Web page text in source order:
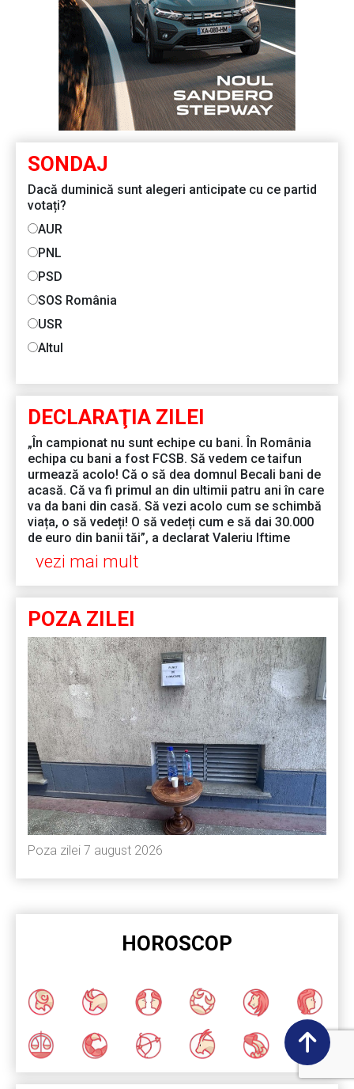
SONDAJ
Dacă duminică sunt alegeri anticipate cu ce partid
votați?
AUR
PNL
PSD
SOS România
USR
Altul
DECLARAŢIA ZILEI
„În campionat nu sunt echipe cu bani. În România
echipa cu bani a fost FCSB. Să vedem ce taifun
urmează acolo! Că o să dea domnul Becali bani de
acasă. Că va fi primul an din ultimii patru ani în care
va da bani din casă. Să vezi acolo cum se schimbă
viața, o să vedeți! O să vedeți cum e să dai 30.000
de euro din banii tăi”, a declarat Valeriu Iftime
vezi mai mult
POZA ZILEI
Poza zilei 7 august 2026
HOROSCOP